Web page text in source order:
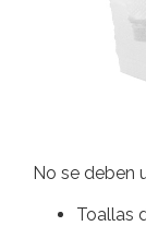
No se deben
Toallas